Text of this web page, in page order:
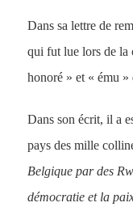
Dans sa lettre de
qui fut lue lors de la
honoré » et « ému
Dans son écrit, il a
pays des mille
Belgique par des
démocratie et la